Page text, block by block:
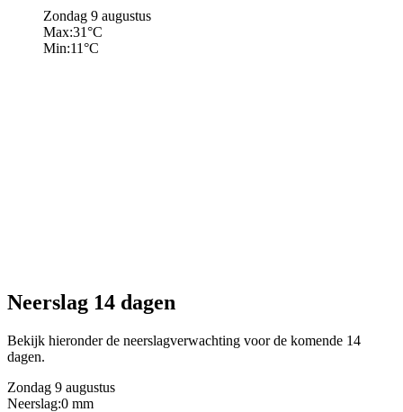
Zondag 9 augustus
Max:31°C
Min:11°C
Neerslag 14 dagen
Bekijk hieronder de neerslagverwachting voor de komende 14
dagen.
Zondag 9 augustus
Neerslag:0 mm